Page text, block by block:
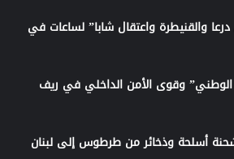
والقنيطرة واعتقال شابا” لساعات في
الوطني” وقوى الأمن الداخلي في ريف
أسلحة وذخائر من طرطوس إلى لبنان